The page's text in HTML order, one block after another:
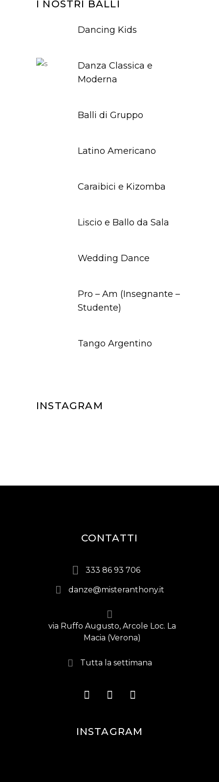
I NOSTRI BALLI
Dancing Kids
Danza Classica e
Moderna
Balli di Gruppo
Latino Americano
Caraibici e Kizomba
Liscio e Ballo da Sala
Wedding Dance
Pro – Am (Insegnante –
Studente)
Tango Argentino
INSTAGRAM
CONTATTI
333 86 93 706
danze@misteranthony.it
via Ruffo Augusto, Arcole Loc. La
Macia (Verona)
Tutta la settimana
INSTAGRAM